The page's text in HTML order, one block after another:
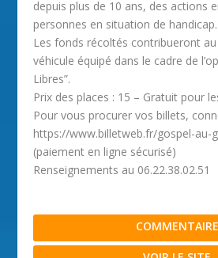
depuis plus de 10 ans, des actions
personnes en situation de handicap.
Les fonds récoltés contribueront au
véhicule équipé dans le cadre de
Libres”.
Prix des places : 15 – Gratuit pour
Pour vous procurer vos billets,
https://www.billetweb.fr/gospel-au-
(paiement en ligne sécurisé)
Renseignements au 06.22.38.02.51
COMMENTAIRE